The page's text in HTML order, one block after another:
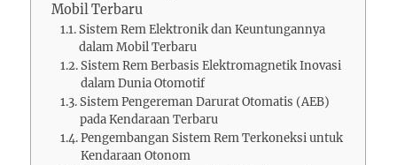
Mobil Terbaru
Sistem Rem Elektronik dan Keuntungannya
dalam Mobil Terbaru
Sistem Rem Berbasis Elektromagnetik Inovasi
dalam Dunia Otomotif
Sistem Pengereman Darurat Otomatis (AEB)
pada Kendaraan Terbaru
Pengembangan Sistem Rem Terkoneksi untuk
Kendaraan Otonom